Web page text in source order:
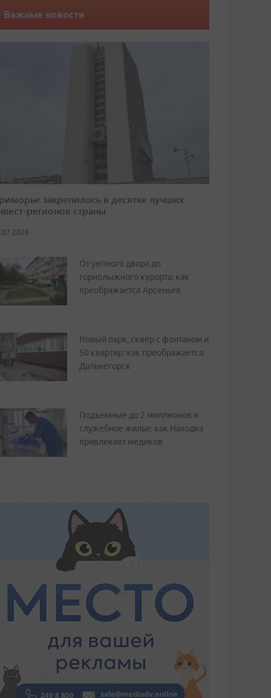
Важные новости
закрепилось в десятке лучших
регионов страны
От уютного двора до
горнолыжного курорта: как
преображается Арсеньев
Новый парк, сквер с фонтаном и
50 квартир: как преображается
Дальнегорск
Подъемные до 2 миллионов и
служебное жилье: как Находка
привлекает медиков